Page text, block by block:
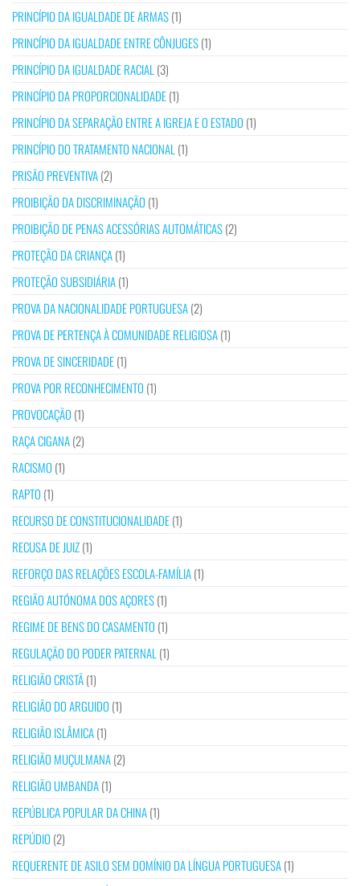
PRINCÍPIO DA IGUALDADE DE ARMAS(1)
PRINCÍPIO DA IGUALDADE ENTRE CÔNJUGES(1)
PRINCÍPIO DA IGUALDADE RACIAL (3)
PRINCÍPIO DA PROPORCIONALIDADE(1)
PRINCÍPIO DA SEPARAÇÃO ENTRE A IGREJA E O ESTADO (1)
PRINCÍPIO DO TRATAMENTO NACIONAL (1)
PRISÃO PREVENTIVA(2)
PROIBIÇÃO DA DISCRIMINAÇÃO (1)
PROIBIÇÃO DE PENAS ACESSÓRIAS AUTOMÁTICAS(2)
PROTEÇÃO DA CRIANÇA(1)
PROTEÇÃO SUBSIDIÁRIA(1)
PROVA DA NACIONALIDADE PORTUGUESA(2)
PROVA DE PERTENÇA À COMUNIDADE RELIGIOSA(1)
PROVA DE SINCERIDADE(1)
PROVA POR RECONHECIMENTO (1)
PROVOCAÇÃO (1)
RAÇA CIGANA(2)
RACISMO (1)
RAPTO (1)
RECURSO DE CONSTITUCIONALIDADE(1)
RECUSA DE JUIZ(1)
REFORÇO DAS RELAÇÕES ESCOLA-FAMÍLIA(1)
REGIÃO AUTÓNOMA DOS AÇORES(1)
REGIME DE BENS DO CASAMENTO (1)
REGULAÇÃO DO PODER PATERNAL (1)
RELIGIÃO CRISTÃ(1)
RELIGIÃO DO ARGUIDO (1)
RELIGIÃO ISLÂMICA(1)
RELIGIÃO MUÇULMANA(2)
RELIGIÃO UMBANDA(1)
REPÚBLICA POPULAR DA CHINA(1)
REPÚDIO (2)
REQUERENTE DE ASILO SEM DOMÍNIO DA LÍNGUA PORTUGUESA(1)